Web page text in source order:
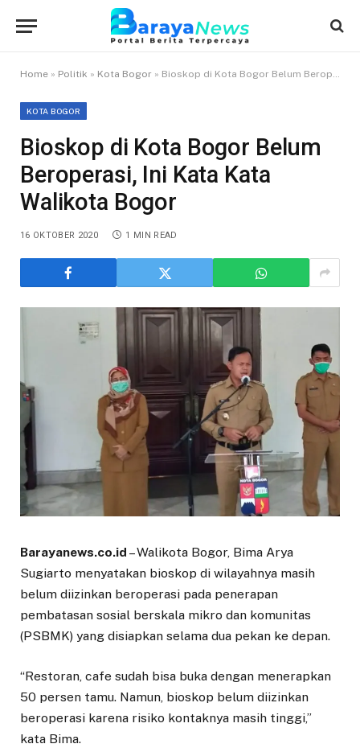
Home » Politik » Kota Bogor » Bioskop di Kota Bogor Belum Beroperasi, Ini Kata Kata Walikota Bogor
KOTA BOGOR
Bioskop di Kota Bogor Belum
Beroperasi, Ini Kata Kata
Walikota Bogor
16 OKTOBER 2020 1 MIN READ
Barayanews.co.id – Walikota Bogor, Bima Arya
Sugiarto menyatakan bioskop di wilayahnya masih
belum diizinkan beroperasi pada penerapan
pembatasan sosial berskala mikro dan komunitas
(PSBMK) yang disiapkan selama dua pekan ke depan.
“Restoran, cafe sudah bisa buka dengan menerapkan
50 persen tamu. Namun, bioskop belum diizinkan
beroperasi karena risiko kontaknya masih tinggi,”
kata Bima.